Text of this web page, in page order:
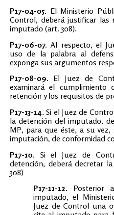
P17-04-05. El Ministerio
Control, deberá justificar las
imputado (art. 308).
P17-06-07. Al respecto, el
uso de la palabra al
exponga sus argumentos
P17-08-09. El Juez de
examinará el cumplimiento
retención y los requisitos de
P17-13-14. Si el Juez de
la detención del imputado,
MP, para que éste, a su
imputación, de conformidad
P17-10. Si el Juez de
detención, deberá decretar
308)
P17-11-12. Posterior
imputado, el
Juez de Control una